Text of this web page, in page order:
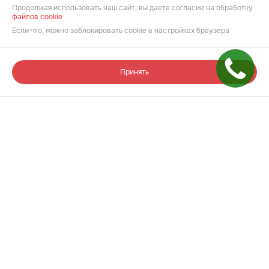
Рубин
Роял Тауэрс
Машино-место
Документы
Карта «Лояльность»
Новости
Продолжая использовать наш сайт, вы даете согласие на обработку
файлов cookie
Если что, можно заблокировать cookie в настройках браузера
Принять